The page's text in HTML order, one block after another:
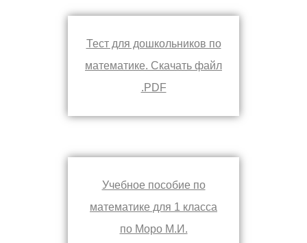
Тест для дошкольников по
математике. Скачать файл
.PDF
Учебное пособие по
математике для 1 класса
по Моро М.И.